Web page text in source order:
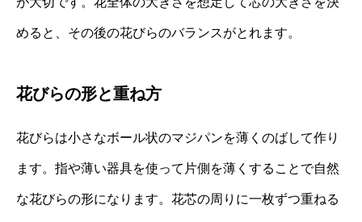
めると、その後の花びらのバランスがとれます。
花びらの形と重ね方
花びらは小さなボール状のマジパンを薄くのばして作り
ます。指や薄い器具を使って片側を薄くすることで自然
な花びらの形になります。花芯の周りに一枚ずつ重ねる